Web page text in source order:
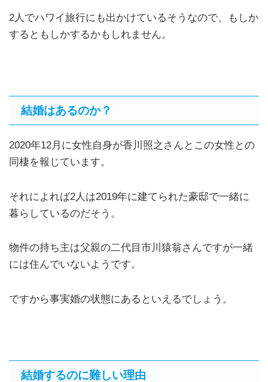
2人でハワイ旅行にも出かけているそうなので、もしか
するともしかするかもしれません。
結婚はあるのか？
2020年12月に女性自身が香川照之さんとこの女性との
同棲を報じています。
それによれば2人は2019年に建てられた豪邸で一緒に
暮らしているのだそう。
物件の持ち主は父親の二代目市川猿翁さんですが一緒
には住んでいないようです。
ですから事実婚の状態にあるといえるでしょう。
結婚するのに難しい理由